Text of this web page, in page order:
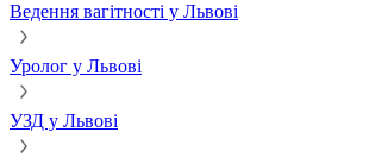
Ведення вагітності у Львові
Уролог у Львові
УЗД у Львові